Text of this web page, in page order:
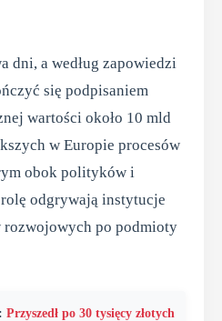
dni, a według zapowiedzi
się podpisaniem
wartości około 10 mld
w Europie procesów
obok polityków i
odgrywają instytucje
rozwojowych po podmioty
Przyszedł po 30 tysięcy złotych